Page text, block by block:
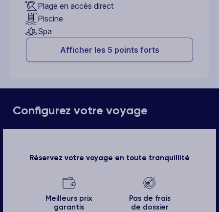
Plage en accès direct
Piscine
Spa
Afficher les 5 points forts
Configurez votre voyage
Réservez votre voyage en toute tranquillité
Meilleurs prix
garantis
Pas de frais
de dossier